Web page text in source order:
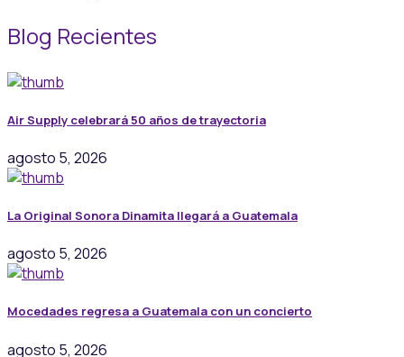
Blog Recientes
Air Supply celebrará 50 años de trayectoria
agosto 5, 2026
La Original Sonora Dinamita llegará a Guatemala
agosto 5, 2026
Mocedades regresa a Guatemala con un concierto
agosto 5, 2026